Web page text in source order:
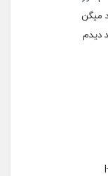
میگن
دیدم